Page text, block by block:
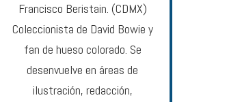
Francisco Beristain. (CDMX)
Coleccionista de David Bowie y
fan de hueso colorado. Se
desenvuelve en áreas de
ilustración, redacción,